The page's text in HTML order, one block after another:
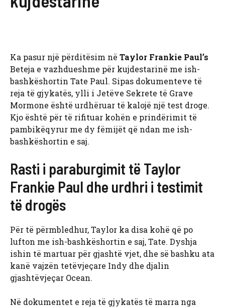
Ka pasur një përditësim në Taylor Frankie Paul’s
Beteja e vazhdueshme për kujdestarinë me ish-
bashkëshortin Tate Paul. Sipas dokumenteve të
reja të gjykatës, ylli i Jetëve Sekrete të Grave
Mormone është urdhëruar të kalojë një test droge.
Kjo është për të rifituar kohën e prindërimit të
pambikëqyrur me dy fëmijët që ndan me ish-
bashkëshortin e saj.
Rasti i paraburgimit të Taylor
Frankie Paul dhe urdhri i testimit
të drogës
Për të përmbledhur, Taylor ka disa kohë që po
lufton me ish-bashkëshortin e saj, Tate. Dyshja
ishin të martuar për gjashtë vjet, dhe së bashku ata
kanë vajzën tetëvjeçare Indy dhe djalin
gjashtëvjeçar Ocean.
Në dokumentet e reja të gjykatës të marra nga